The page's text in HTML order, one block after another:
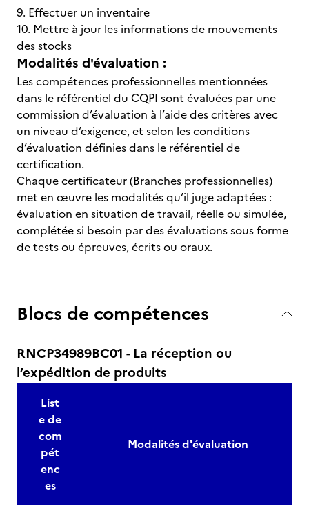
9. Effectuer un inventaire
10. Mettre à jour les informations de mouvements
des stocks
Modalités d'évaluation :
Les compétences professionnelles mentionnées
dans le référentiel du CQPI sont évaluées par une
commission d’évaluation à l’aide des critères avec
un niveau d’exigence, et selon les conditions
d’évaluation définies dans le référentiel de
certification.
Chaque certificateur (Branches professionnelles)
met en œuvre les modalités qu’il juge adaptées :
évaluation en situation de travail, réelle ou simulée,
complétée si besoin par des évaluations sous forme
de tests ou épreuves, écrits ou oraux.
Blocs de compétences
RNCP34989BC01 - La réception ou
l’expédition de produits
List
e de
com
pét
enc
es
Modalités d'évaluation